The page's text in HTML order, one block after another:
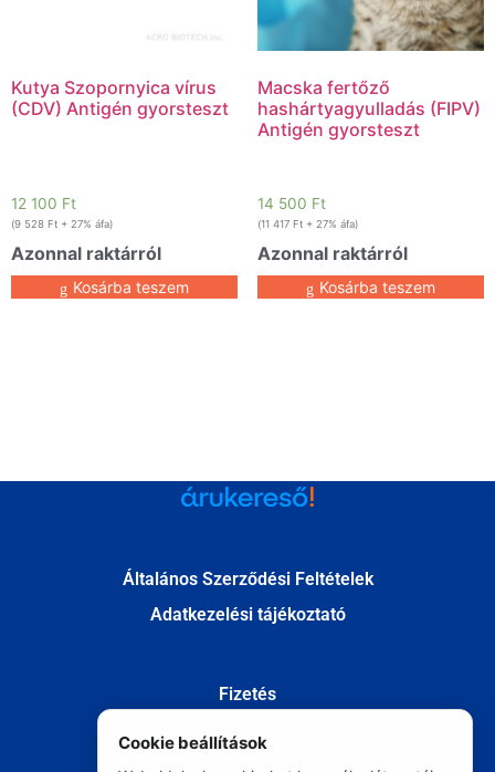
Kutya Szopornyica vírus
(CDV) Antigén gyorsteszt
12 100 Ft
(9 528 Ft + 27% áfa)
Azonnal raktárról
Kosárba teszem
Macska fertőző
hashártyagyulladás (FIPV)
Antigén gyorsteszt
14 500 Ft
(11 417 Ft+ 27% áfa)
Azonnal raktárról
Kosárba teszem
Általános Szerződési Feltételek
Adatkezelési tájékoztató
Fizetés
Cookie beállítások